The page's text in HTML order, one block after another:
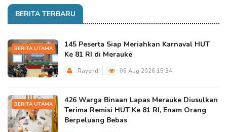
BERITA TERBARU
BERITA UTAMA
145 Peserta Siap Meriahkan Karnaval HUT
Ke 81 RI di Merauke
Rayendi 06 Aug 2026 15:34
BERITA UTAMA
426 Warga Binaan Lapas Merauke Diusulkan
Terima Remisi HUT Ke 81 RI, Enam Orang
Berpeluang Bebas